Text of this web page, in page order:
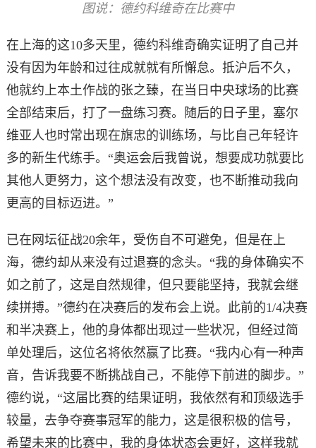
图说：德约科维奇在比赛中
在上海的这10多天里，德约科维奇确实证明了自己并
没有因为年龄和过往成就就有所懈怠。抵沪后不久，
他就约上本土作战的张之臻，在当日中央球场的比赛
全部结束后，打了一盘练习赛。随后的日子里，塞尔
维亚人也时常出现在旗忠的训练场，与比自己年轻许
多的新生代练手。“奥运会后我曾说，想要成功就要比
其他人更努力，这个想法没有改变，也不断推动我向
更高的目标迈进。”
已在网坛征战20余年，受伤自不可避免，但是在上
海，德约却从来没有过退赛的念头。“我的身体确实不
如之前了，这是自然规律，但只要能坚持，我就会继
续拼搏。”德约在决赛后的发布会上说。此前的1/4决赛
和半决赛上，他的身体都出现过一些状况，但经过简
单处理后，这位名将依然赢了比赛。“我内心有一种声
音，告诉我要不断挑战自己，不能停下前进的脚步。”
德约说，“这届比赛的结果证明，我依然有和顶级选手
较量，去争夺赛事冠军的能力，这是很积极的信号，
希望未来的比赛中，我的身体状态会更好，这样我就